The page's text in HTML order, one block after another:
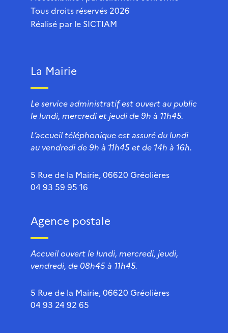
Tous droits réservés 2026
Réalisé par le SICTIAM
La Mairie
Le service administratif est ouvert au public
le lundi, mercredi et jeudi de 9h à 11h45.
L’accueil téléphonique est assuré du lundi
au vendredi de 9h à 11h45 et de 14h à 16h.
5 Rue de la Mairie, 06620 Gréolières
04 93 59 95 16
Agence postale
Accueil ouvert le lundi, mercredi, jeudi,
vendredi, de 08h45 à 11h45.
5 Rue de la Mairie, 06620 Gréolières
04 93 24 92 65